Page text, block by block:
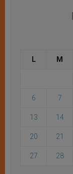
L M
6 7
13 14
20 21
27 28